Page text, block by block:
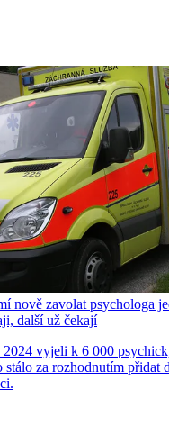
nově zavolat psychologa
další už čekají
2024 vyjeli k 6 000
za rozhodnutím přidat